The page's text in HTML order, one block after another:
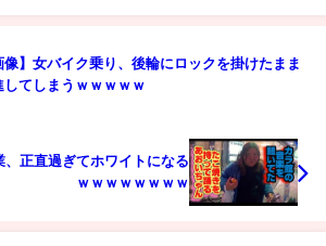
像】女バイク乗り、後輪にロックを掛けたまま
してしまうｗｗｗｗｗ
、正直過ぎてホワイトになる
ｗｗｗｗｗｗｗｗ